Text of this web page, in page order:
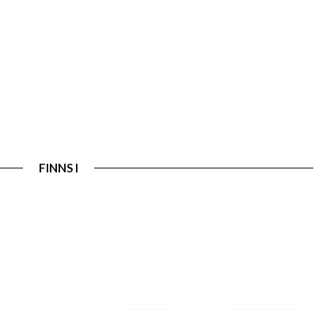
FINNS I